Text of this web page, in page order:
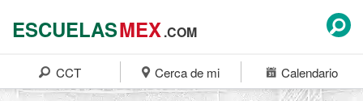
ESCUELASMEX.COM
CCT Cerca de mi Calendario